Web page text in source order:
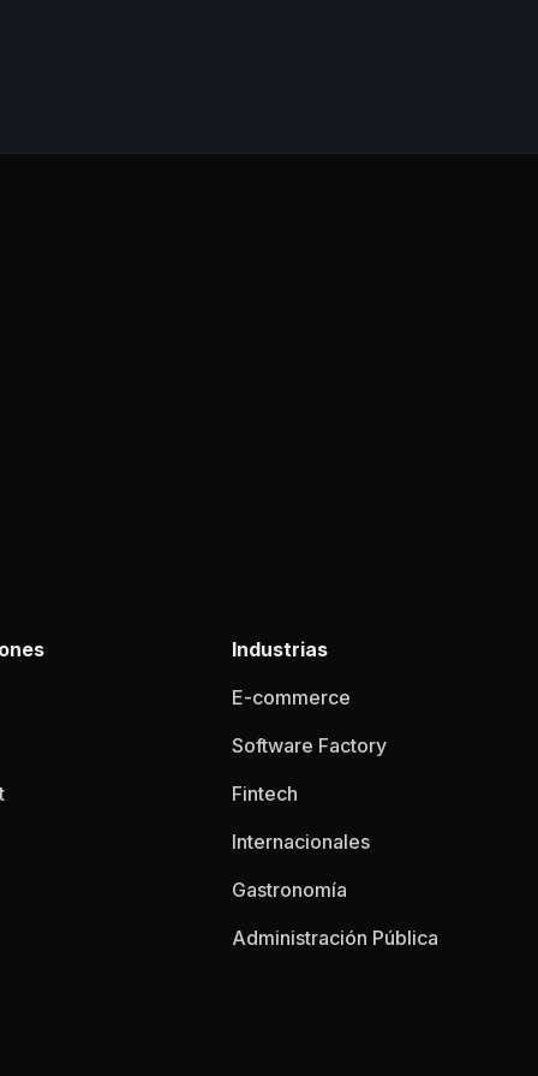
Industrias
E-commerce
Software Factory
Fintech
Internacionales
Gastronomía
Administración Pública